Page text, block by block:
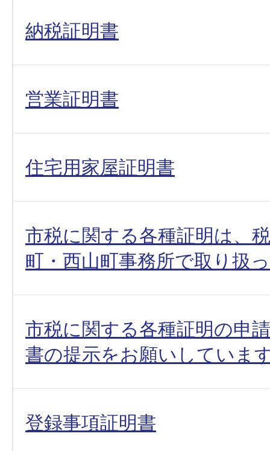
納税証明書
営業証明書
住宅用家屋証明書
市税に関する各種証明は、
町・西山町事務所で取り扱
市税に関する各種証明の申
書の提示をお願いしていま
登録事項証明書